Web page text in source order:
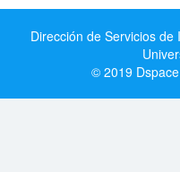
Dirección de Servicios
© 2019